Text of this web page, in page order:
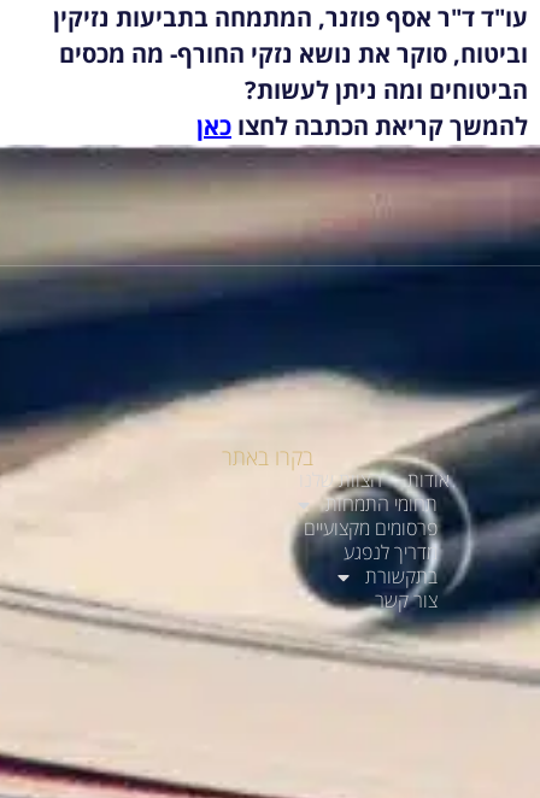
עו"ד ד"ר אסף פוזנר, המתמחה בתביעות נזיקין
וביטוח, סוקר את נושא נזקי החורף- מה מכסים
הביטוחים ומה ניתן לעשות?
להמשך קריאת הכתבה לחצו כאן
בקרו באתר
אודות
הצוות שלנו
תחומי התמחות
פרסומים מקצועיים
מדריך לנפגע
בתקשורת
צור קשר